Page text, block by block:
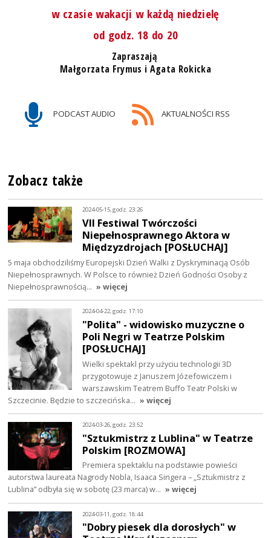
w czasie wakacji w każdą niedzielę
od godz. 18 do 20
Zapraszają
Małgorzata Frymus i Agata Rokicka
PODCAST AUDIO AKTUALNOŚCI RSS
Zobacz także
2024-05-15, godz. 23:26
VII Festiwal Twórczości
Niepełnosprawnego Aktora w
Międzyzdrojach [POSŁUCHAJ]
5 maja obchodziliśmy Europejski Dzień Walki z Dyskryminacją Osób
Niepełnosprawnych. W Polsce to również Dzień Godności Osoby z
Niepełnosprawnością… » więcej
2024-04-22, godz. 17:10
"Polita" - widowisko muzyczne o
Poli Negri w Teatrze Polskim
[POSŁUCHAJ]
Wielki spektakl przy użyciu technologii 3D
przygotowuje z Januszem Józefowiczem i
warszawskim Teatrem Buffo Teatr Polski w
Szczecinie. Będzie to szczecińska… » więcej
2024-03-26, godz. 23:52
"Sztukmistrz z Lublina" w Teatrze
Polskim [ROZMOWA]
Premiera spektaklu na podstawie powieści
autorstwa laureata Nagrody Nobla, Isaaca Singera – „Sztukmistrz z
Lublina” odbyła się w sobotę (23 marca) w… » więcej
2024-03-11, godz. 18:44
"Dobry piesek dla dorosłych" w